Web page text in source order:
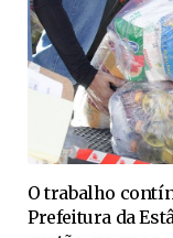
O trabalho
Prefeitura da